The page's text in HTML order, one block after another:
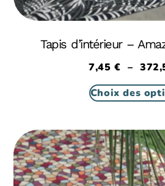
Tapis d’intérieur –
7,45€ –
Choix des